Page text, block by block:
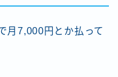
月7,000円とか払って